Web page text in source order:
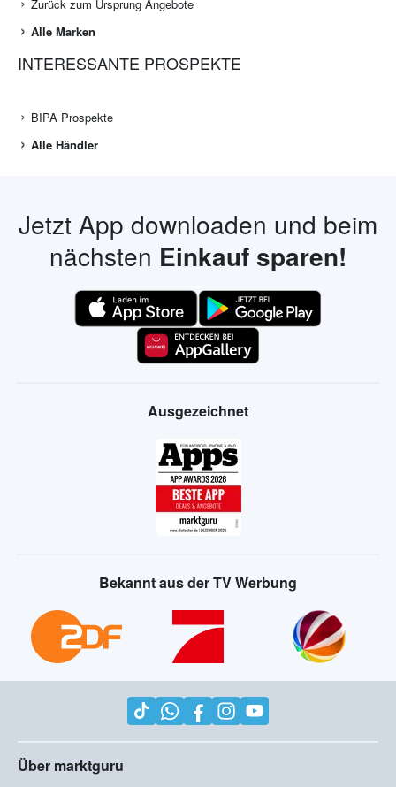
Zurück zum Ursprung Angebote
Alle Marken
INTERESSANTE PROSPEKTE
BIPA Prospekte
Alle Händler
Jetzt App downloaden und beim
nächsten Einkauf sparen!
Ausgezeichnet
Bekannt aus der TV Werbung
Über marktguru